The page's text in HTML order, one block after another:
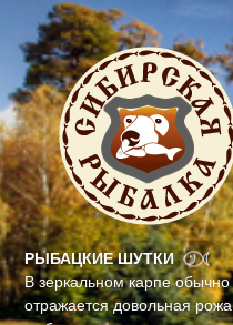
РЫБАЦКИЕ ШУТКИ
В зеркальном карпе обычно
отражается довольная рожа